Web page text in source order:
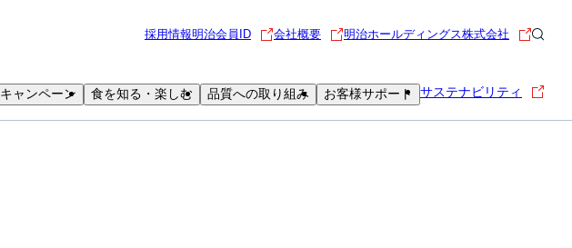
キャンペーン 食を知る・楽しむ 品質への取り組み お客様サポート サステナビリティ
採用情報明治会員ID 会社概要 明治ホールディングス株式会社